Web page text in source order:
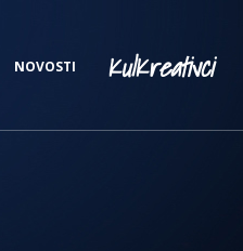
NOVOSTI KulKreativci